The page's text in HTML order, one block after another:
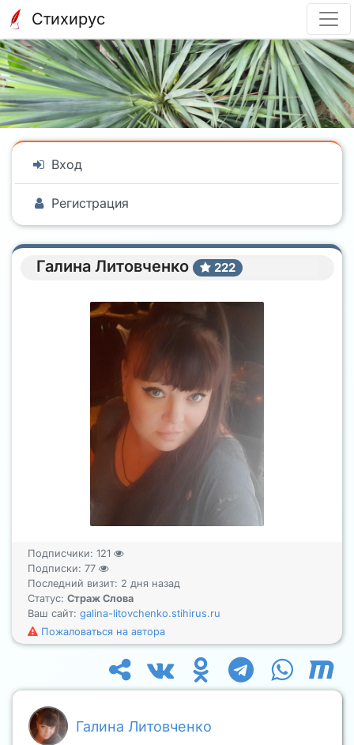
Стихирус
Вход
Регистрация
Галина Литовченко 222
Подписчики: 121
Подписки: 77
Последний визит: 2 дня назад
Статус: Страж Слова
Ваш сайт: galina-litovchenko.stihirus.ru
Пожаловаться на автора
Галина Литовченко